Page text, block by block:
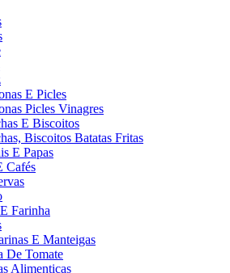
E Picles
Picles Vinagres
E Biscoitos
Biscoitos Batatas Fritas
E Papas
Cafés
Farinha
E Manteigas
De Tomate
Alimenticas